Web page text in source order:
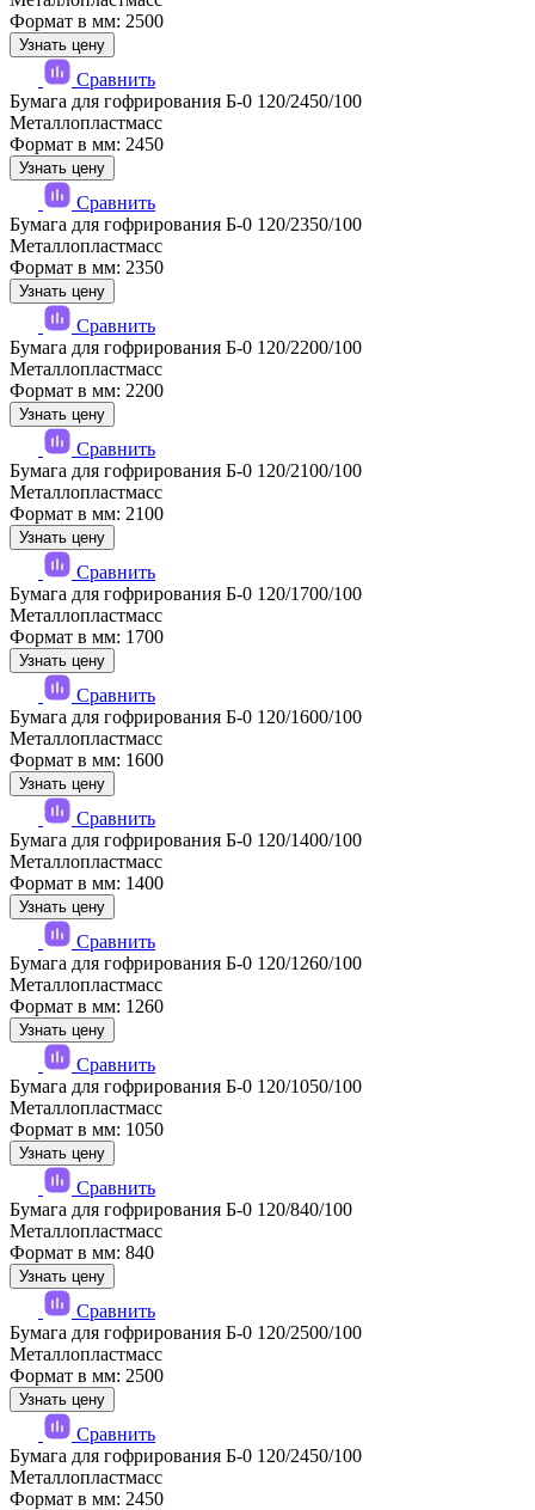
Формат в мм: 2500
Узнать цену
Сравнить
Бумага для гофрирования Б-0 120/2450/100
Металлопластмасс
Формат в мм: 2450
Узнать цену
Сравнить
Бумага для гофрирования Б-0 120/2350/100
Металлопластмасс
Формат в мм: 2350
Узнать цену
Сравнить
Бумага для гофрирования Б-0 120/2200/100
Металлопластмасс
Формат в мм: 2200
Узнать цену
Сравнить
Бумага для гофрирования Б-0 120/2100/100
Металлопластмасс
Формат в мм: 2100
Узнать цену
Сравнить
Бумага для гофрирования Б-0 120/1700/100
Металлопластмасс
Формат в мм: 1700
Узнать цену
Сравнить
Бумага для гофрирования Б-0 120/1600/100
Металлопластмасс
Формат в мм: 1600
Узнать цену
Сравнить
Бумага для гофрирования Б-0 120/1400/100
Металлопластмасс
Формат в мм: 1400
Узнать цену
Сравнить
Бумага для гофрирования Б-0 120/1260/100
Металлопластмасс
Формат в мм: 1260
Узнать цену
Сравнить
Бумага для гофрирования Б-0 120/1050/100
Металлопластмасс
Формат в мм: 1050
Узнать цену
Сравнить
Бумага для гофрирования Б-0 120/840/100
Металлопластмасс
Формат в мм: 840
Узнать цену
Сравнить
Бумага для гофрирования Б-0 120/2500/100
Металлопластмасс
Формат в мм: 2500
Узнать цену
Сравнить
Бумага для гофрирования Б-0 120/2450/100
Металлопластмасс
Формат в мм: 2450